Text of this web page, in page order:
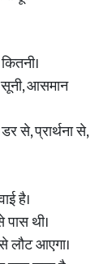
आसमान
से, प्रार्थना से,
है।
थी।
लौट आएगा।